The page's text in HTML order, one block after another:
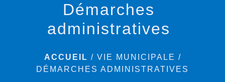
Démarches
administratives
ACCUEIL / VIE MUNICIPALE /
DÉMARCHES ADMINISTRATIVES